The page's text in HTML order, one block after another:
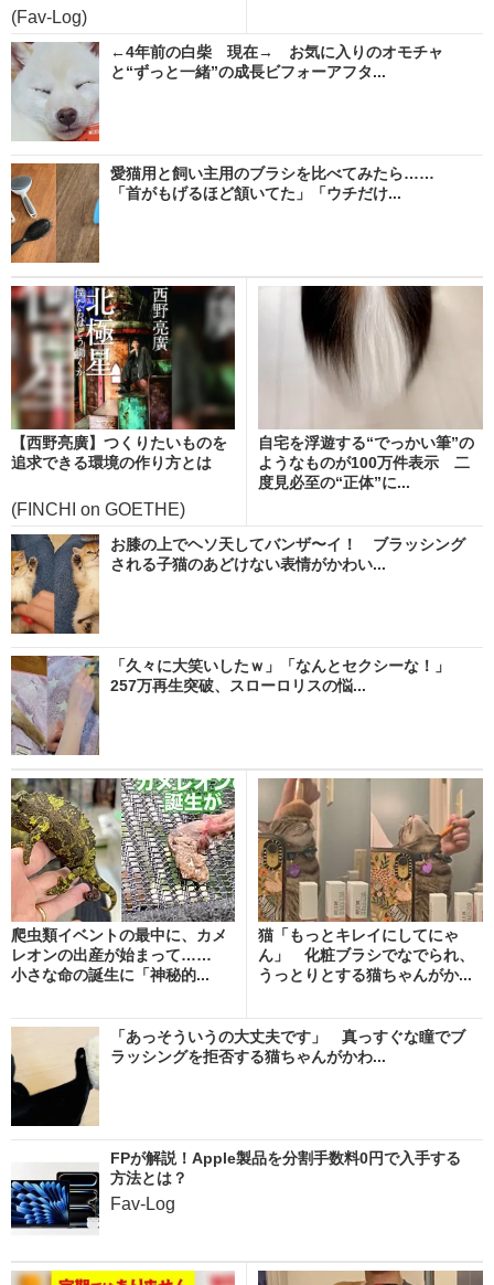
(Fav-Log)
←4年前の白柴 現在→ お気に入りのオモチャ
と“ずっと一緒”の成長ビフォーアフタ...
愛猫用と飼い主用のブラシを比べてみたら……
「首がもげるほど頷いてた」「ウチだけ...
【西野亮廣】つくりたいものを
追求できる環境の作り方とは
(FINCHI on GOETHE)
自宅を浮遊する“でっかい筆”の
ようなものが100万件表示 二
度見必至の“正体”に...
お膝の上でヘソ天してバンザ〜イ！ ブラッシング
される子猫のあどけない表情がかわい...
「久々に大笑いしたｗ」「なんとセクシーな！」
257万再生突破、スローロリスの悩...
爬虫類イベントの最中に、カメ
レオンの出産が始まって……
小さな命の誕生に「神秘的...
猫「もっとキレイにしてにゃ
ん」 化粧ブラシでなでられ、
うっとりとする猫ちゃんがか...
「あっそういうの大丈夫です」 真っすぐな瞳でブ
ラッシングを拒否する猫ちゃんがかわ...
FPが解説！Apple製品を分割手数料0円で入手する
方法とは？
Fav-Log